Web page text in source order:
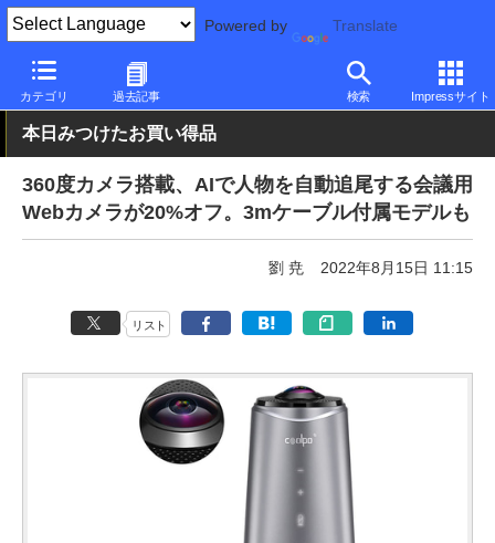
Powered by Translate
カテゴリ 過去記事 検索 Impressサイト
PC Watch 半導体/周辺機器 Webカメラ
本日みつけたお買い得品
360度カメラ搭載、AIで人物を自動追尾する会議用
Webカメラが20%オフ。3mケーブル付属モデルも
劉 尭 2022年8月15日 11:15
リスト